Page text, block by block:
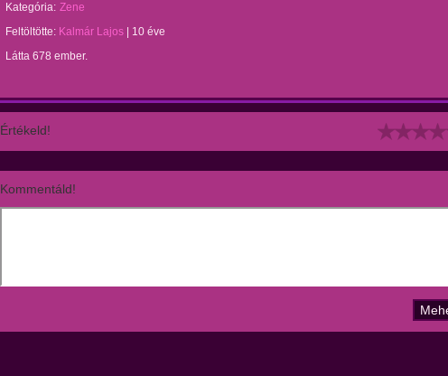
Kategória: Zene
Feltöltötte: Kalmár Lajos
10 éve
Látta 678 ember.
Értékeld!
Kommentáld!